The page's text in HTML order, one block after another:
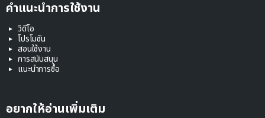
คำแนะนำการใช้งาน
วิดีโอ
โปรโมชัน
สอนใช้งาน
การสนับสนุน
แนะนำการซื้อ
อยากให้อ่านเพิ่มเติม